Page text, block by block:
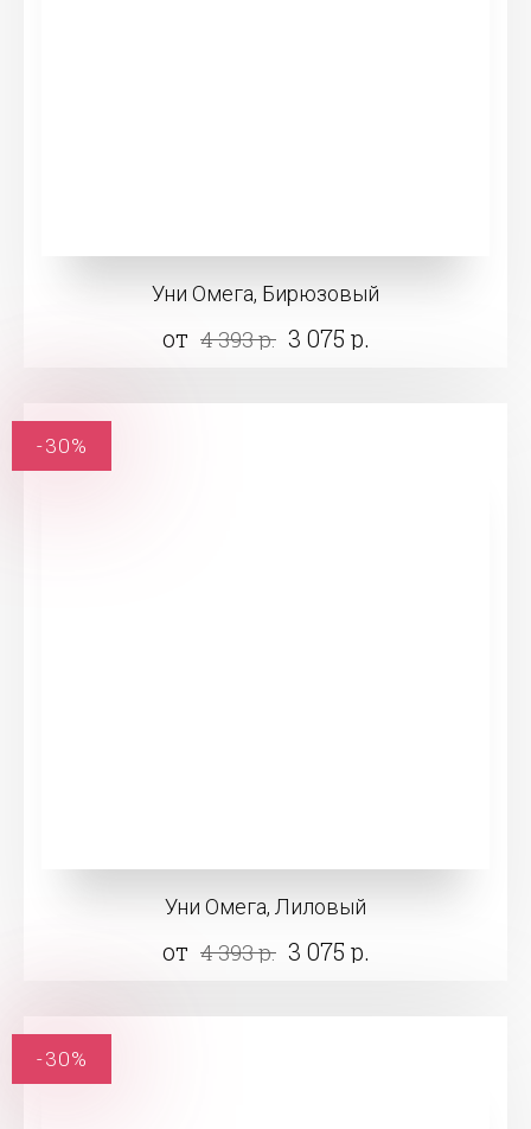
Уни Омега, Бирюзовый
от 4 393 р. 3 075 р.
Уни Омега, Лиловый
от 4 393 р. 3 075 р.
-30%
-30%